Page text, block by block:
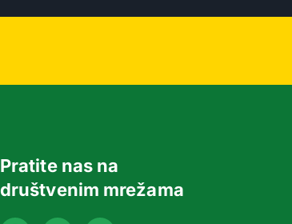
Pratite nas na
društvenim mrežama